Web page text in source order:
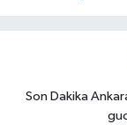
Son Dakika